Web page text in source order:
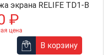
экрана RELIFE TD1-B
₽
цена
В корзину